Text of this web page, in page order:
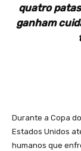
quatro
ganham
Durante a Copa
Estados Unidos
humanos que